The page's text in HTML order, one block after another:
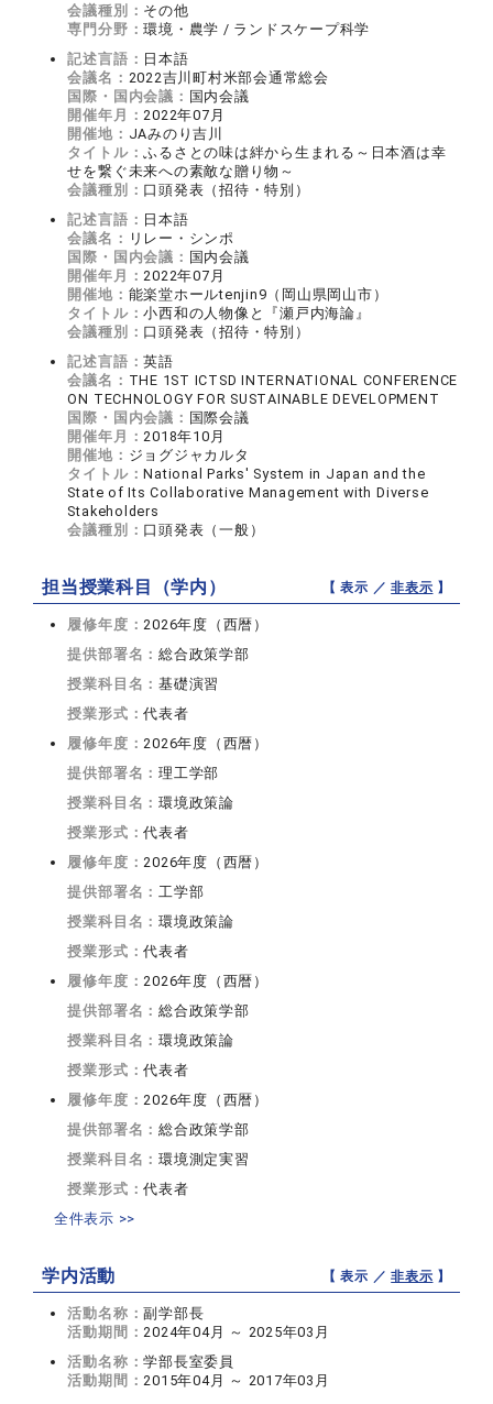
会議種別： その他
専門分野：環境・農学 / ランドスケープ科学
記述言語： 日本語
会議名： 2022吉川町村米部会通常総会
国際・国内会議： 国内会議
開催年月： 2022年07月
開催地： JAみのり吉川
タイトル：ふるさとの味は絆から生まれる～日本酒は幸
せを繋ぐ未来への素敵な贈り物～
会議種別： 口頭発表（招待・特別）
記述言語： 日本語
会議名： リレー・シンポ
国際・国内会議： 国内会議
開催年月： 2022年07月
開催地： 能楽堂ホールtenjin9（岡山県岡山市）
タイトル：小西和の人物像と『瀬戸内海論』
会議種別： 口頭発表（招待・特別）
記述言語：英語
会議名： THE 1ST ICTSD INTERNATIONAL CONFERENCE
ON TECHNOLOGY FOR SUSTAINABLE DEVELOPMENT
国際・国内会議： 国際会議
開催年月： 2018年10月
開催地： ジョグジャカルタ
タイトル：National Parks' System in Japan and the
State of Its Collaborative Management with Diverse
Stakeholders
会議種別： 口頭発表（一般）
担当授業科目（学内） 【 表示 ／非表示 】
履修年度： 2026年度（西暦）
提供部署名：総合政策学部
授業科目名：基礎演習
授業形式：代表者
履修年度： 2026年度（西暦）
提供部署名：理工学部
授業科目名：環境政策論
授業形式：代表者
履修年度： 2026年度（西暦）
提供部署名： 工学部
授業科目名：環境政策論
授業形式：代表者
履修年度： 2026年度（西暦）
提供部署名：総合政策学部
授業科目名：環境政策論
授業形式：代表者
履修年度： 2026年度（西暦）
提供部署名：総合政策学部
授業科目名：環境測定実習
授業形式：代表者
全件表示 >>
学内活動 【 表示 ／非表示 】
活動名称：副学部長
活動期間： 2024年04月 ～ 2025年03月
活動名称：学部長室委員
活動期間： 2015年04月 ～ 2017年03月